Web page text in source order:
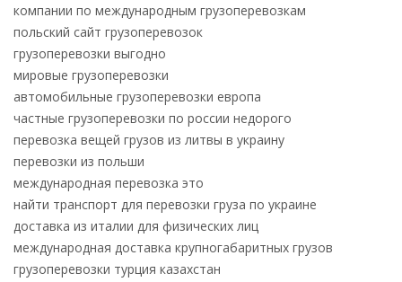
компании по международным грузоперевозкам
польский сайт грузоперевозок
грузоперевозки выгодно
мировые грузоперевозки
автомобильные грузоперевозки европа
частные грузоперевозки по россии недорого
перевозка вещей грузов из литвы в украину
перевозки из польши
международная перевозка это
найти транспорт для перевозки груза по украине
доставка из италии для физических лиц
международная доставка крупногабаритных грузов
грузоперевозки турция казахстан